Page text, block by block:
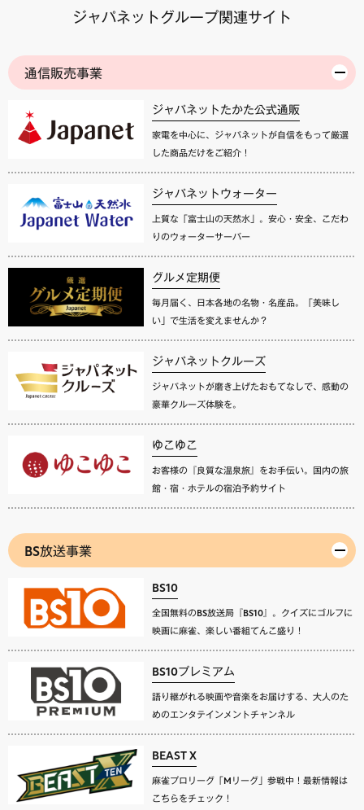
ジャパネットグループ関連サイト
通信販売事業
ジャパネットたかた公式通販
家電を中心に、ジャパネットが自信をもって厳選
した商品だけをご紹介！
ジャパネットウォーター
上質な「富士山の天然水」。安心・安全、こだわ
りのウォーターサーバー
グルメ定期便
毎月届く、日本各地の名物・名産品。「美味し
い」で生活を変えませんか？
ジャパネットクルーズ
ジャパネットが磨き上げたおもてなしで、感動の
豪華クルーズ体験を。
ゆこゆこ
お客様の『良質な温泉旅』をお手伝い。国内の旅
館・宿・ホテルの宿泊予約サイト
BS放送事業
BS10
全国無料のBS放送局『BS10』。クイズにゴルフに
映画に麻雀、楽しい番組てんこ盛り！
BS10プレミアム
語り継がれる映画や音楽をお届けする、大人のた
めのエンタテインメントチャンネル
BEAST X
麻雀プロリーグ「Mリーグ」参戦中！最新情報は
こちらをチェック！